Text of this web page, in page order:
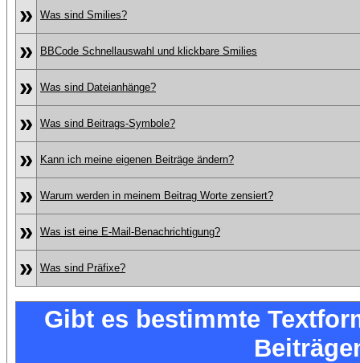
» Was sind Smilies?
» BBCode Schnellauswahl und klickbare Smilies
» Was sind Dateianhänge?
» Was sind Beitrags-Symbole?
» Kann ich meine eigenen Beiträge ändern?
» Warum werden in meinem Beitrag Worte zensiert?
» Was ist eine E-Mail-Benachrichtigung?
» Was sind Präfixe?
Gibt es bestimmte